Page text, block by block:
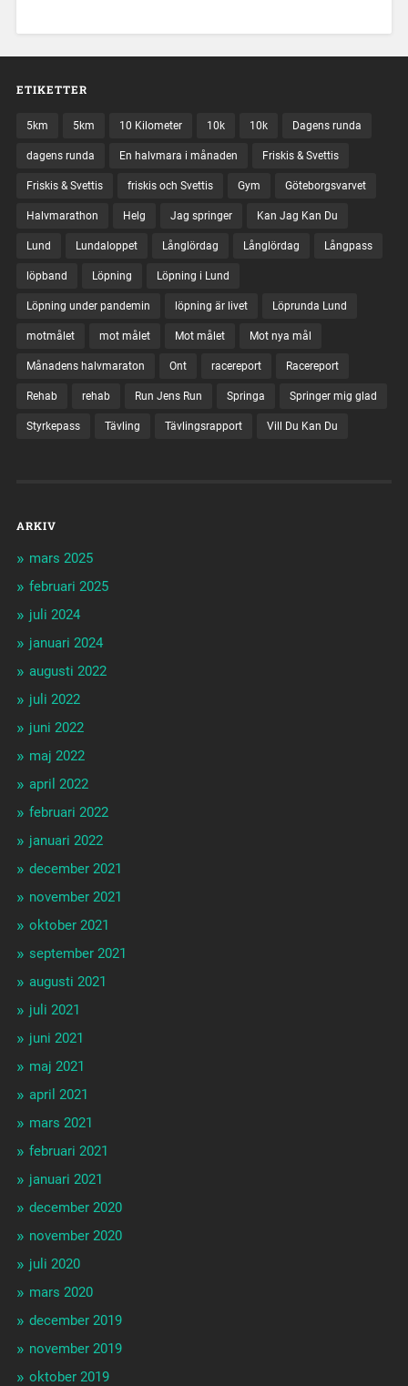
ETIKETTER
5km 5km 10 Kilometer 10k 10k Dagens runda
dagens runda En halvmara i månaden Friskis & Svettis
Friskis & Svettis friskis och Svettis Gym Göteborgsvarvet
Halvmarathon Helg Jag springer Kan Jag Kan Du
Lund Lundaloppet Långlördag Långlördag Långpass
löpband Löpning Löpning i Lund
Löpning under pandemin löpning är livet Löprunda Lund
motmålet mot målet Mot målet Mot nya mål
Månadens halvmaraton Ont racereport Racereport
Rehab rehab Run Jens Run Springa Springer mig glad
Styrkepass Tävling Tävlingsrapport Vill Du Kan Du
ARKIV
mars 2025
februari 2025
juli 2024
januari 2024
augusti 2022
juli 2022
juni 2022
maj 2022
april 2022
februari 2022
januari 2022
december 2021
november 2021
oktober 2021
september 2021
augusti 2021
juli 2021
juni 2021
maj 2021
april 2021
mars 2021
februari 2021
januari 2021
december 2020
november 2020
juli 2020
mars 2020
december 2019
november 2019
oktober 2019